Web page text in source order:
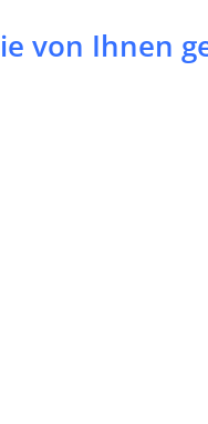
von Ihnen